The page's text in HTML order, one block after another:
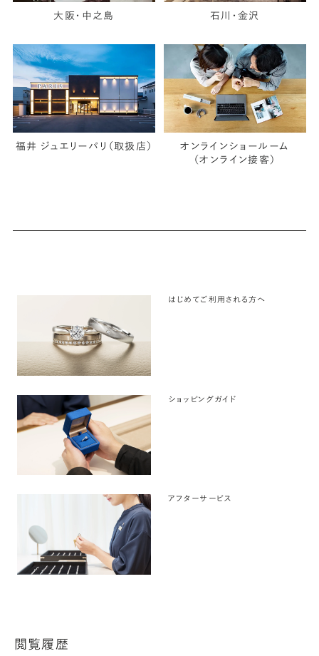
大阪・中之島 石川・金沢
福井 ジュエリーパリ（取扱店）
オンラインショールーム
（オンライン接客）
はじめてご利用される方へ
ショッピングガイド
アフターサービス
閲覧履歴